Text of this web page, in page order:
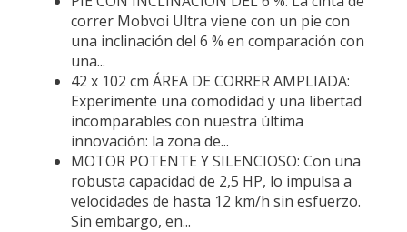
correr Mobvoi Ultra viene con un pie con
una inclinación del 6 % en comparación con
una...
42 x 102 cm ÁREA DE CORRER AMPLIADA:
Experimente una comodidad y una libertad
incomparables con nuestra última
innovación: la zona de...
MOTOR POTENTE Y SILENCIOSO: Con una
robusta capacidad de 2,5 HP, lo impulsa a
velocidades de hasta 12 km/h sin esfuerzo.
Sin embargo, en...